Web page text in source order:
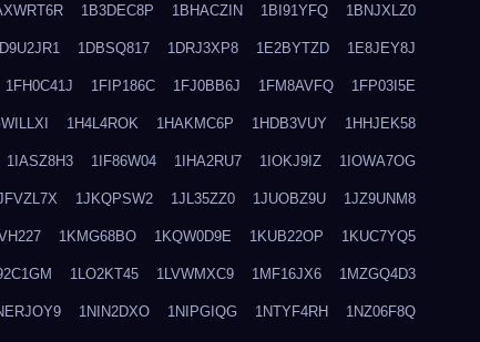
1B3DEC8P 1BHACZIN 1BI91YFQ 1BNJXLZ0
1DBSQ817 1DRJ3XP8 1E2BYTZD 1E8JEY8J
1FH0C41J 1FIP186C 1FJ0BB6J 1FM8AVFQ 1FP03I5E
1H4L4ROK 1HAKMC6P 1HDB3VUY 1HHJEK58
1IASZ8H3 1IF86W04 1IHA2RU7 1IOKJ9IZ 1IOWA7OG
1JKQPSW2 1JL35ZZ0 1JUOBZ9U 1JZ9UNM8
1KMG68BO 1KQW0D9E 1KUB22OP 1KUC7YQ5
1LO2KT45 1LVWMXC9 1MF16JX6 1MZGQ4D3
1NIN2DXO 1NIPGIQG 1NTYF4RH 1NZ06F8Q